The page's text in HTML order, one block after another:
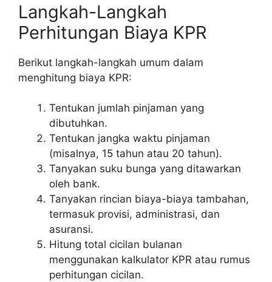
Langkah-Langkah
Perhitungan Biaya KPR
Berikut langkah-langkah umum dalam
menghitung biaya KPR:
Tentukan jumlah pinjaman yang
dibutuhkan.
Tentukan jangka waktu pinjaman
(misalnya, 15 tahun atau 20 tahun).
Tanyakan suku bunga yang ditawarkan
oleh bank.
Tanyakan rincian biaya-biaya tambahan,
termasuk provisi, administrasi, dan
asuransi.
Hitung total cicilan bulanan
menggunakan kalkulator KPR atau rumus
perhitungan cicilan.